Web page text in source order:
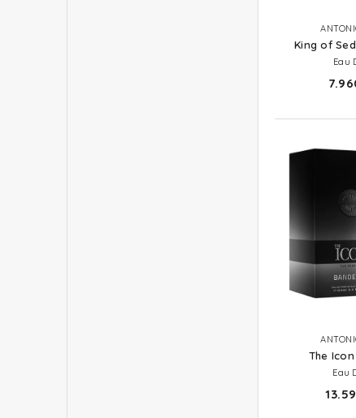
King of
Eau
The
Eau